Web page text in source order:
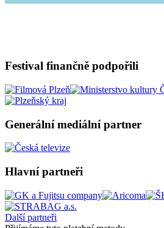
Festival finančně podpořili
Generální mediální partner
Hlavní partneři
Další partneři